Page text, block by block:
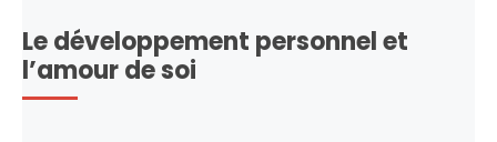
Le développement personnel et
l’amour de soi